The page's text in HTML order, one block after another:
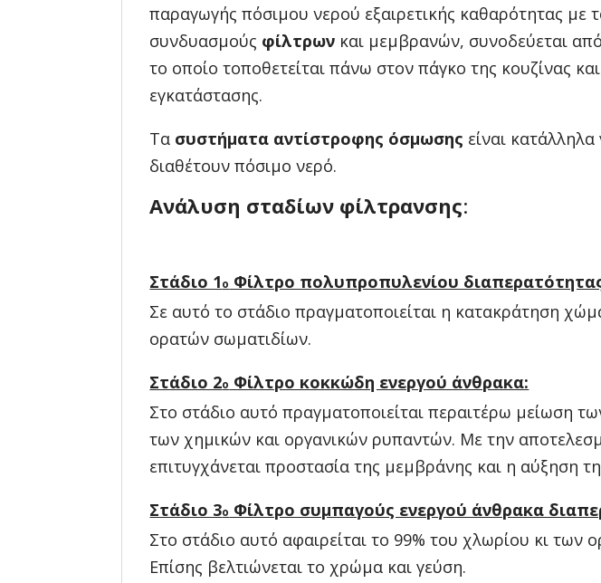
παραγωγής πόσιμου νερού εξαιρετικής καθαρότητας με
συνδυασμούς φίλτρων και μεμβρανών, συνοδεύεται
το οποίο τοποθετείται πάνω στον πάγκο της κουζίνας
εγκατάστασης.
Τα συστήματα αντίστροφης όσμωσης είναι
διαθέτουν πόσιμο νερό.
Ανάλυση σταδίων φίλτρανσης:
Στάδιο 1 o Φίλτρο πολυπροπυλενίου
Σε αυτό το στάδιο πραγματοποιείται η κατακράτηση
ορατών σωματιδίων.
Στάδιο 2o Φίλτρο κοκκώδη ενεργού άνθρακα:
Στο στάδιο αυτό πραγματοποιείται περαιτέρω μείωση
των χημικών και οργανικών ρυπαντών. Με την
επιτυγχάνεται προστασία της μεμβράνης και η αύξηση
Στάδιο 3o Φίλτρο συμπαγούς ενεργού άνθρακα
Στο στάδιο αυτό αφαιρείται το 99% του χλωρίου κι των
Επίσης βελτιώνεται το χρώμα και γεύση.